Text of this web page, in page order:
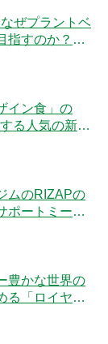
ぜプラントベ
指すのか？創
イン食」の
る人気の新メ
ムのRIZAPの
ポートミー
豊かな世界の
る「ロイヤル